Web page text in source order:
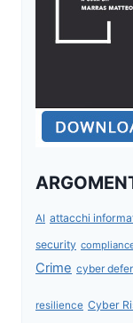
AI attacchi
security
Crime cyber
resilience Cyber